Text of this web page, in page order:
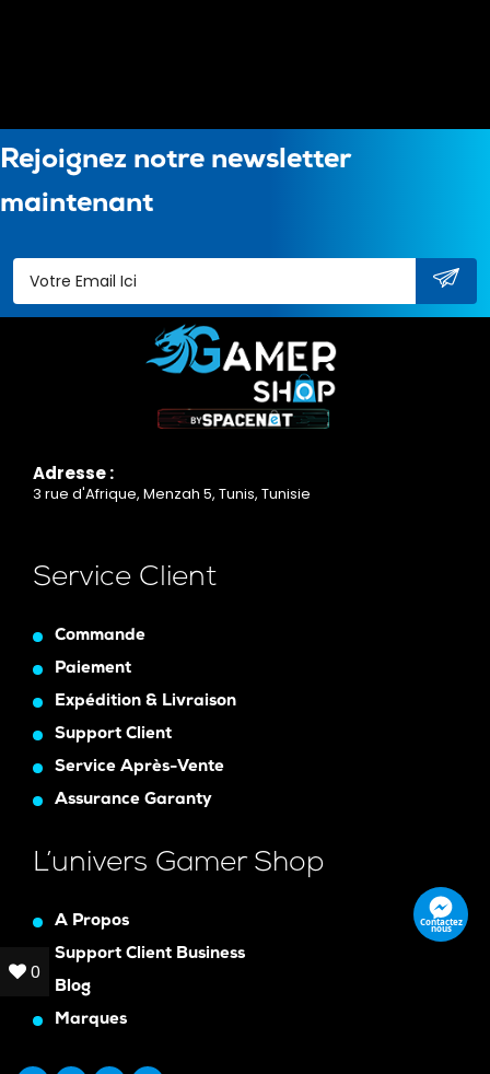
Rejoignez notre newsletter
maintenant
Adresse :
3 rue d'Afrique, Menzah 5, Tunis, Tunisie
Service Client
Commande
Paiement
Expédition & Livraison
Support Client
Service Après-Vente
Assurance Garanty
L’univers Gamer Shop
A Propos
Support Client Business
Blog
Marques
Contactez
nous
0
0